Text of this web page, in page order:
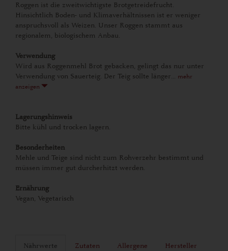
Roggen ist die zweitwichtigste Brotgetreidefrucht.
Hinsichtlich Boden- und Klimaverhältnissen ist er weniger
anspruchsvoll als Weizen. Unser Roggen stammt aus
regionalem, biologischem Anbau.
Verwendung
Wird aus Roggenmehl Brot gebacken, gelingt das nur unter
Verwendung von Sauerteig. Der Teig sollte länger... mehr
anzeigen
Lagerungshinweis
Bitte kühl und trocken lagern.
Besonderheiten
Mehle und Teige sind nicht zum Rohverzehr bestimmt und
müssen immer gut durcherhitzt werden.
Ernährung
Vegan, Vegetarisch
Nährwerte Zutaten Allergene Hersteller